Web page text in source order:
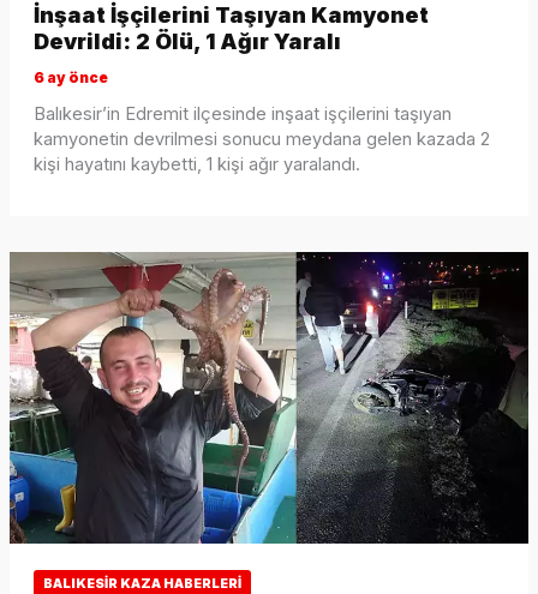
İnşaat İşçilerini Taşıyan Kamyonet
Devrildi: 2 Ölü, 1 Ağır Yaralı
6 ay önce
Balıkesir’in Edremit ilçesinde inşaat işçilerini taşıyan
kamyonetin devrilmesi sonucu meydana gelen kazada 2
kişi hayatını kaybetti, 1 kişi ağır yaralandı.
BALIKESIR KAZA HABERLERI